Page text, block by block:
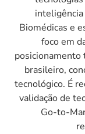
inteligência
Biomédicas e
foco em
posicionamento
brasileiro,
tecnológico. É
validação de
Go-to-